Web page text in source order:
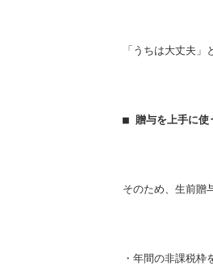
「うちは大丈夫
■ 贈与を上手に使
そのため、生前贈
・年間の非課税枠